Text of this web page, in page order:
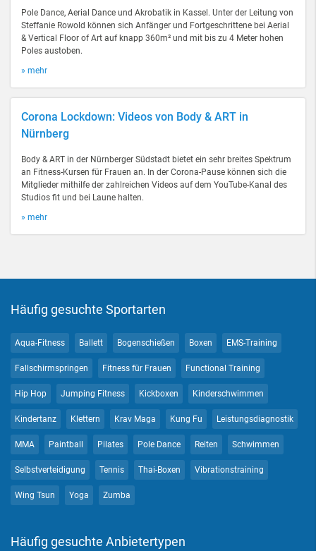
Pole Dance, Aerial Dance und Akrobatik in Kassel. Unter der Leitung von
Steffanie Rowold können sich Anfänger und Fortgeschrittene bei Aerial
& Vertical Floor of Art auf knapp 360m² und mit bis zu 4 Meter hohen
Poles austoben.
» mehr
Corona Lockdown: Videos von Body & ART in
Nürnberg
Body & ART in der Nürnberger Südstadt bietet ein sehr breites Spektrum
an Fitness-Kursen für Frauen an. In der Corona-Pause können sich die
Mitglieder mithilfe der zahlreichen Videos auf dem YouTube-Kanal des
Studios fit und bei Laune halten.
» mehr
Häufig gesuchte Sportarten
Aqua-Fitness Ballett Bogenschießen Boxen EMS-Training
Fallschirmspringen Fitness für Frauen Functional Training
Hip Hop Jumping Fitness Kickboxen Kinderschwimmen
Kindertanz Klettern Krav Maga Kung Fu Leistungsdiagnostik
MMA Paintball Pilates Pole Dance Reiten Schwimmen
Selbstverteidigung Tennis Thai-Boxen Vibrationstraining
Wing Tsun Yoga Zumba
Häufig gesuchte Anbietertypen